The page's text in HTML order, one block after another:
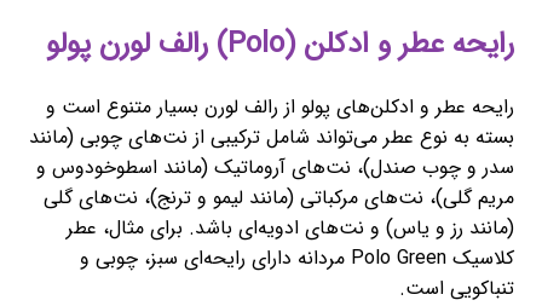
رایحه عطر و ادکلن (Polo) رالف لورن پولو
رایحه عطر و ادکلن‌های پولو از رالف لورن بسیار متنوع است و
بسته به نوع عطر می‌تواند شامل ترکیبی از نت‌های چوبی (مانند
سدر و چوب صندل)، نت‌های آروماتیک (مانند اسطوخودوس و
مریم گلی)، نت‌های مرکباتی (مانند لیمو و ترنج)، نت‌های گلی
(مانند رز و یاس) و نت‌های ادویه‌ای باشد. برای مثال، عطر
کلاسیک Polo Green مردانه دارای رایحه‌ای سبز، چوبی و
تنباکویی است.